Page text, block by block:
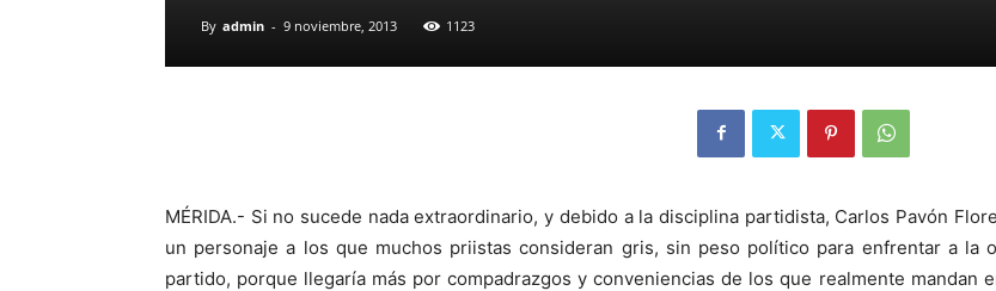
By admin - 9 noviembre, 2013 1123
MÉRIDA.- Si no sucede nada extraordinario, y debido a la disciplina partidista, Carlos Pavón
un personaje a los que muchos priistas consideran gris, sin peso político para enfrentar a
partido, porque llegaría más por compadrazgos y conveniencias de los que realmente mandan